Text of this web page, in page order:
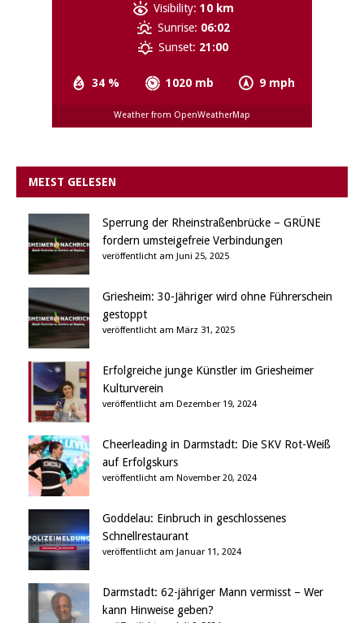
34 % 1020 mb 9 mph
Visibility: 10 km
Sunrise: 06:02
Sunset: 21:00
Weather from OpenWeatherMap
MEIST GELESEN
Sperrung der Rheinstraßenbrücke – GRÜNE
fordern umsteigefreie Verbindungen
veröffentlicht am Juni 25, 2025
Griesheim: 30-Jähriger wird ohne Führerschein
gestoppt
veröffentlicht am März 31, 2025
Erfolgreiche junge Künstler im Griesheimer
Kulturverein
veröffentlicht am Dezember 19, 2024
Cheerleading in Darmstadt: Die SKV Rot-Weiß
auf Erfolgskurs
veröffentlicht am November 20, 2024
Goddelau: Einbruch in geschlossenes
Schnellrestaurant
veröffentlicht am Januar 11, 2024
Darmstadt: 62-jähriger Mann vermisst – Wer
kann Hinweise geben?